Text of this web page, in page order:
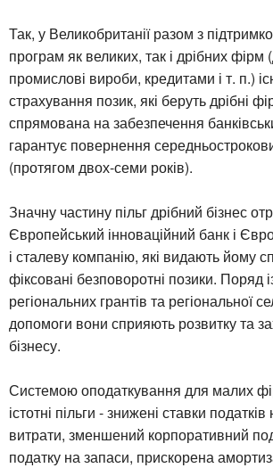
Так, у Великобританії разом з
програм як великих, так і дрібних фірм
промислові вироби, кредитами і т. п.)
страхування позик, які беруть дрібні
спрямована на забезпечення
гарантує повернення
(протягом двох-семи років).
Значну частину пільг дрібний бізнес
Європейський інноваційний банк і
і сталеву компанію, які видають йому
фіксовані безповоротні позики. Поряд
регіональних грантів та регіональної
допомоги вони сприяють розвитку та
бізнесу.
Системою оподаткування для малих
істотні пільги - знижені ставки податків
витрати, зменшений корпоративний
податку на запаси, прискорена